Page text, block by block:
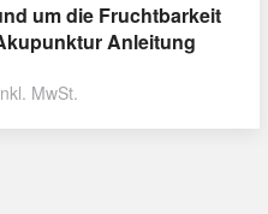
um die Fruchtbarkeit
Anleitung
MwSt.